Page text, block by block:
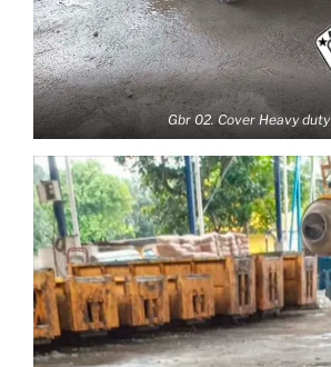
Gbr 02. Cover Heavy duty